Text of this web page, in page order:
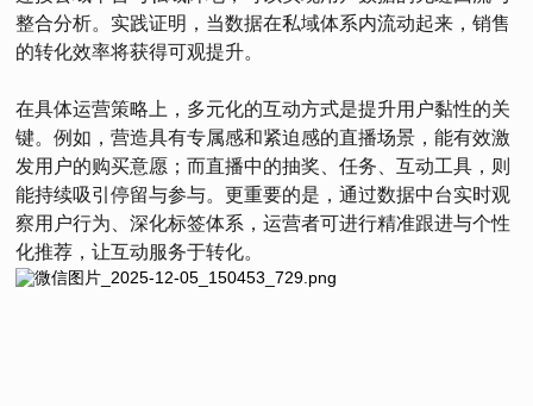
整合分析。实践证明，当数据在私域体系内流动起来，销售
的转化效率将获得可观提升。
在具体运营策略上，多元化的互动方式是提升用户黏性的关
键。例如，营造具有专属感和紧迫感的直播场景，能有效激
发用户的购买意愿；而直播中的抽奖、任务、互动工具，则
能持续吸引停留与参与。更重要的是，通过数据中台实时观
察用户行为、深化标签体系，运营者可进行精准跟进与个性
化推荐，让互动服务于转化。